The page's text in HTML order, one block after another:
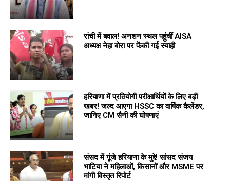
रांची में बवाल! अनशन स्थल पहुंचीं AISA
अध्यक्ष नेहा बोरा पर फेंकी गई स्याही
हरियाणा में प्रतियोगी परीक्षार्थियों के लिए बड़ी
खबर! जल्द आएगा HSSC का वार्षिक कैलेंडर,
जानिए CM सैनी की घोषणाएं
संसद में गूंजे हरियाणा के मुद्दे! सांसद संजय
भाटिया ने महिलाओं, किसानों और MSME पर
मांगी विस्तृत रिपोर्ट